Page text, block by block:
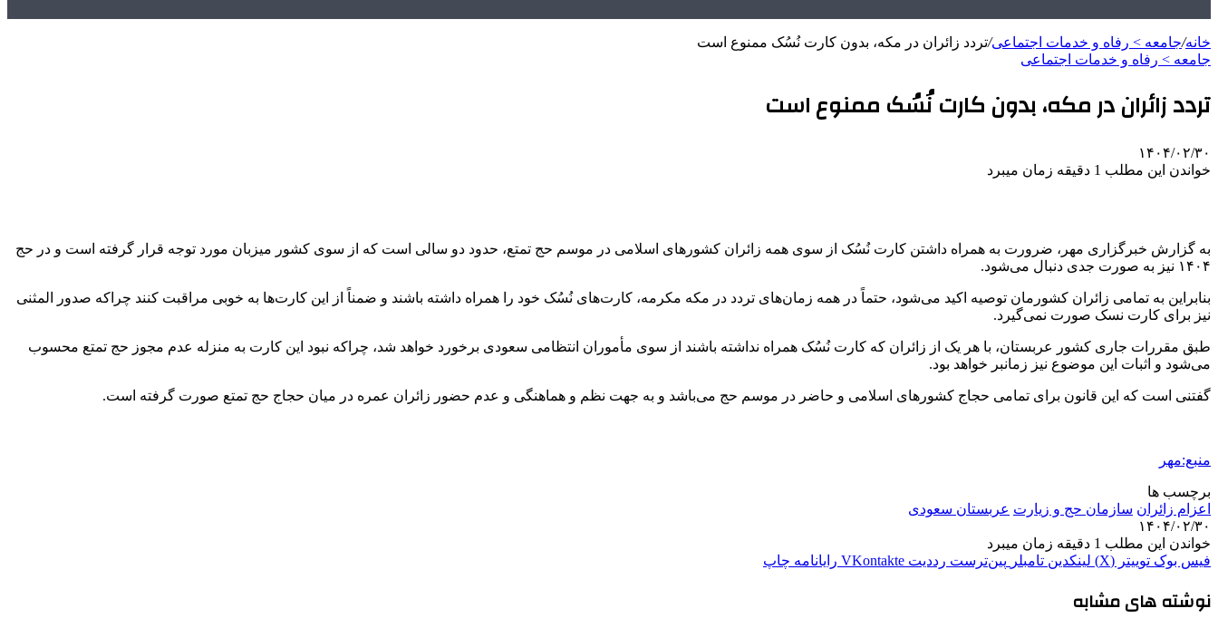
خانه/جامعه > رفاه و خدمات اجتماعی/تردد زائران در مکه، بدون کارت نُسُک ممنوع است
جامعه > رفاه و خدمات اجتماعی
تردد زائران در مکه، بدون کارت نُسُک ممنوع است
۱۴۰۴/۰۲/۳۰
خواندن این مطلب 1 دقیقه زمان میبرد
به گزارش خبرگزاری مهر، ضرورت به همراه داشتن کارت نُسُک از سوی همه زائران کشورهای اسلامی در موسم حج تمتع، حدود دو سالی است که از سوی کشور میزبان مورد توجه قرار گرفته است و در حج
۱۴۰۴ نیز به صورت جدی دنبال می‌شود.
بنابراین به تمامی زائران کشورمان توصیه اکید می‌شود، حتماً در همه زمان‌های تردد در مکه مکرمه، کارت‌های نُسُک خود را همراه داشته باشند و ضمناً از این کارت‌ها به خوبی مراقبت کنند چراکه صدور المثنی
نیز برای کارت نسک صورت نمی‌گیرد.
طبق مقررات جاری کشور عربستان، با هر یک از زائران که کارت نُسُک همراه نداشته باشند از سوی مأموران انتظامی سعودی برخورد خواهد شد، چراکه نبود این کارت به منزله عدم مجوز حج تمتع محسوب
می‌شود و اثبات این موضوع نیز زمانبر خواهد بود.
گفتنی است که این قانون برای تمامی حجاج کشورهای اسلامی و حاضر در موسم حج می‌باشد و به جهت نظم و هماهنگی و عدم حضور زائران عمره در میان حجاج حج تمتع صورت گرفته است.
منبع:مهر
برچسب ها
اعزام زائران سازمان حج و زیارت عربستان سعودی
۱۴۰۴/۰۲/۳۰
خواندن این مطلب 1 دقیقه زمان میبرد
فیس بوک توییتر (X) لینکدین ‫تامبلر ‫پین‌ترست ‫رددیت ‫VKontakte رایانامه چاپ
نوشته های مشابه